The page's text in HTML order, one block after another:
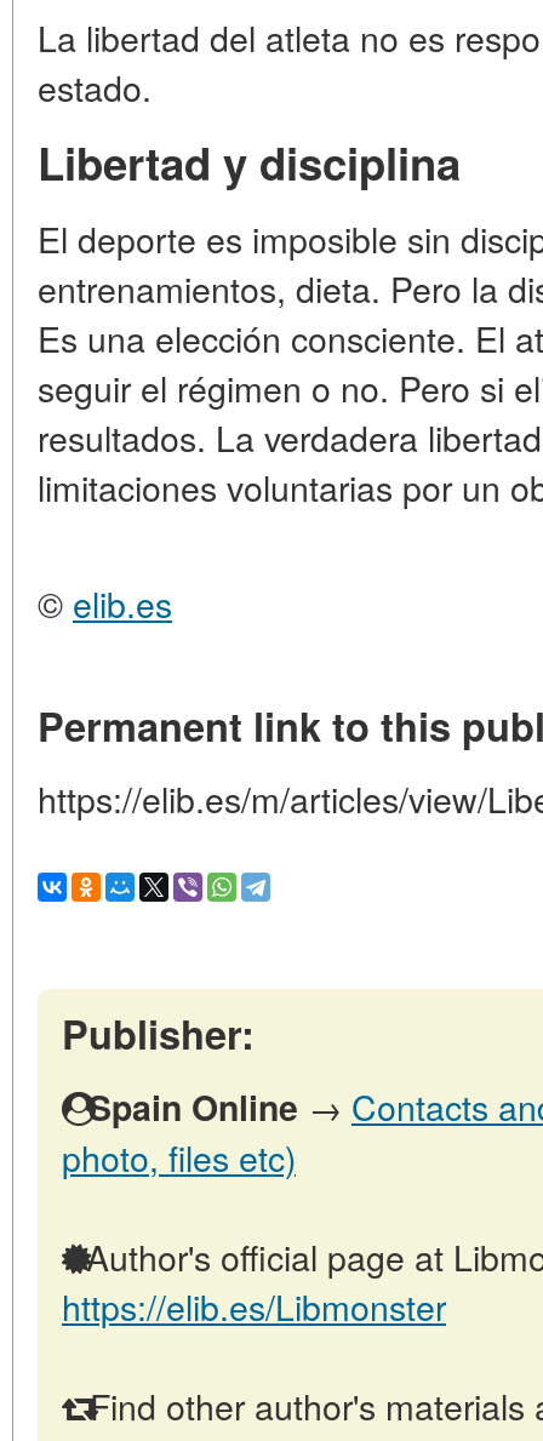
La libertad del atleta no es
estado.
Libertad y disciplina
El deporte es imposible sin
entrenamientos, dieta. Pero la
Es una elección consciente. El
seguir el régimen o no. Pero si
resultados. La verdadera
limitaciones voluntarias por un
© elib.es
Permanent link to this
https://elib.es/m/articles/view/
Publisher:
Spain Online → Contacts
photo, files etc)
Author's official page at
https://elib.es/Libmonster
Find other author's materials